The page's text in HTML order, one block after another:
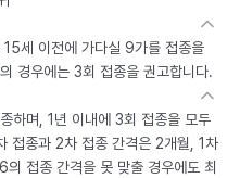
세 이전에 가다실 9가를 접종을
경우에는 3회 접종을 권고합니다.
며, 1년 이내에 3회 접종을 모두
접종과 2차 접종 간격은 2개월, 1차
접종 간격을 못 맞출 경우에도 최